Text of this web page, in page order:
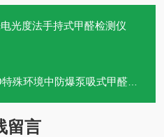
光度法手持式甲醛检测仪
环境中防爆泵吸式甲醛检测仪
留言